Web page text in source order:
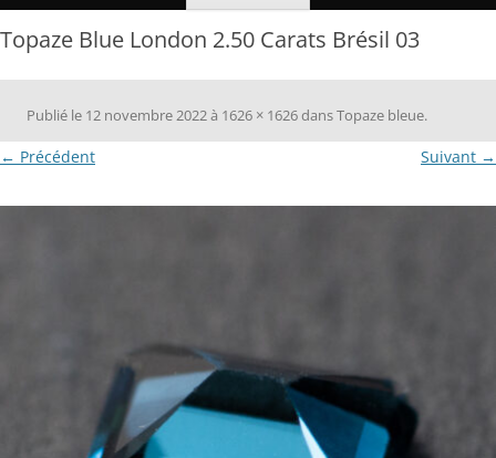
Topaze Blue London 2.50 Carats Brésil 03
Publié le 12 novembre 2022à 1626 × 1626dansTopaze bleue.
← Précédent Suivant →